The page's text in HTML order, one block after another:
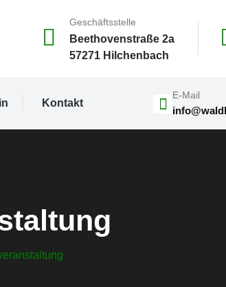
Geschäftsstelle
Beethovenstraße 2a
57271 Hilchenbach
Kontakt
E-Mail